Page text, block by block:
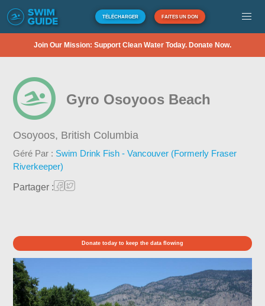
TÉLÉCHARGER FAITES UN DON
Join Our Mission: Support Clean Water Today. Donate Now.
Gyro Osoyoos Beach
Osoyoos, British Columbia
Géré Par : Swim Drink Fish - Vancouver (Formerly Fraser
Riverkeeper)
Partager :
Donate today to keep the data flowing